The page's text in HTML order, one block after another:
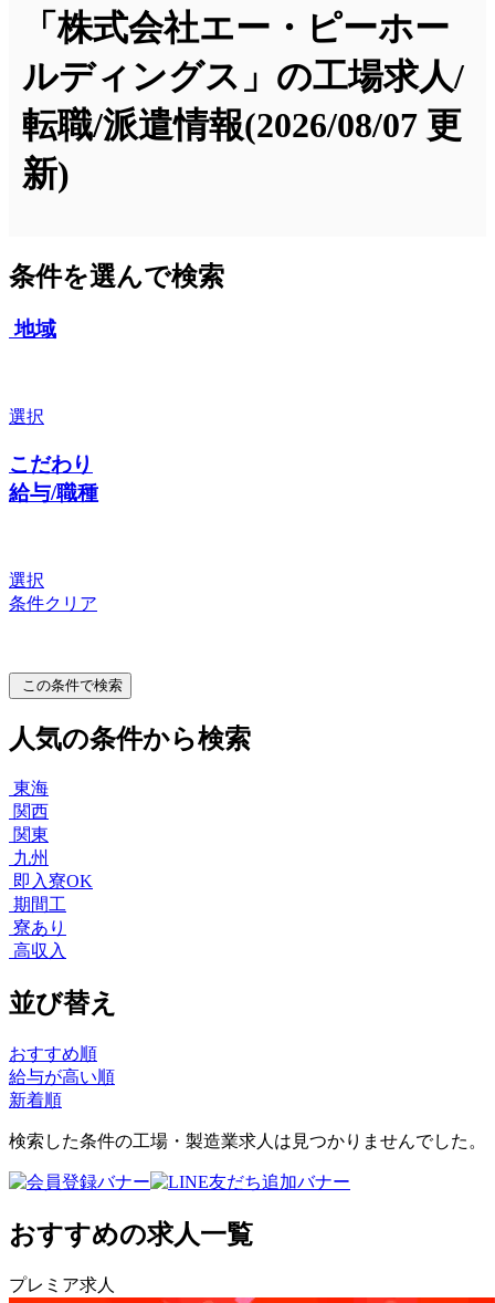
「株式会社エー・ピーホー
ルディングス」の工場求人/
転職/派遣情報(2026/08/07 更
新)
条件を選んで検索
地域
選択
こだわり
給与/職種
選択
条件クリア
この条件で検索
人気の条件から検索
東海
関西
関東
九州
即入寮OK
期間工
寮あり
高収入
並び替え
おすすめ順
給与が高い順
新着順
検索した条件の工場・製造業求人は見つかりませんでした。
おすすめの求人一覧
プレミア求人